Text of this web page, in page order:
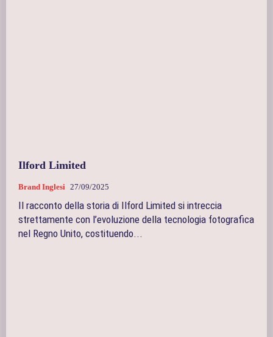
Ilford Limited
Brand Inglesi 27/09/2025
Il racconto della storia di Ilford Limited si intreccia
strettamente con l’evoluzione della tecnologia fotografica
nel Regno Unito, costituendo...